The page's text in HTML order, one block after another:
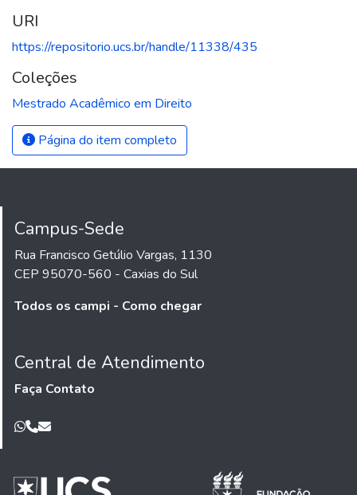
URI
https://repositorio.ucs.br/handle/11338/435
Coleções
Mestrado Acadêmico em Direito
Página do item completo
Campus-Sede
Rua Francisco Getúlio Vargas, 1130
CEP 95070-560 - Caxias do Sul
Todos os campi - Como chegar
Central de Atendimento
Faça Contato